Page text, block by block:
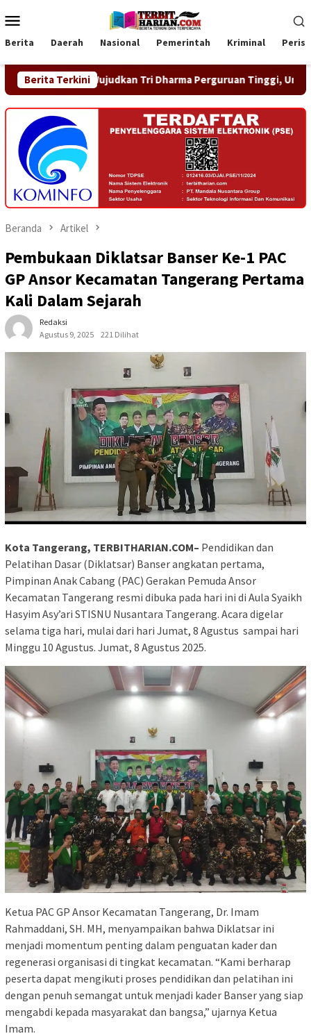
ke
kontenMobile
Berita Daerah Nasional Pemerintah Kriminal
Berita Terkini
Tri Dharma Perguruan Tinggi, Universitas Raharja
Beranda Artikel
Pembukaan Diklatsar Banser Ke-1 PAC
GP Ansor Kecamatan Tangerang Pertama
Kali Dalam Sejarah
Redaksi
Agustus 9, 2025
221 Dilihat
Kota Tangerang, TERBITHARIAN.COM– Pendidikan dan
Pelatihan Dasar (Diklatsar) Banser angkatan pertama,
Pimpinan Anak Cabang (PAC) Gerakan Pemuda Ansor
Kecamatan Tangerang resmi dibuka pada hari ini di Aula Syaikh
Hasyim Asy’ari STISNU Nusantara Tangerang. Acara digelar
selama tiga hari, mulai dari hari Jumat, 8 Agustus sampai hari
Minggu 10 Agustus. Jumat, 8 Agustus 2025.
Ketua PAC GP Ansor Kecamatan Tangerang, Dr. Imam
Rahmaddani, SH. MH, menyampaikan bahwa Diklatsar ini
menjadi momentum penting dalam penguatan kader dan
regenerasi organisasi di tingkat kecamatan. “Kami berharap
peserta dapat mengikuti proses pendidikan dan pelatihan ini
dengan penuh semangat untuk menjadi kader Banser yang siap
mengabdi kepada masyarakat dan bangsa,” ujarnya Ketua
Imam.